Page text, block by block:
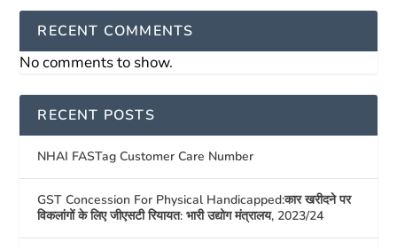
RECENT COMMENTS
No comments to show.
RECENT POSTS
NHAI FASTag Customer Care Number
GST Concession For Physical Handicapped:कार खरीदने पर
विकलांगों के लिए जीएसटी रियायत: भारी उद्योग मंत्रालय, 2023/24